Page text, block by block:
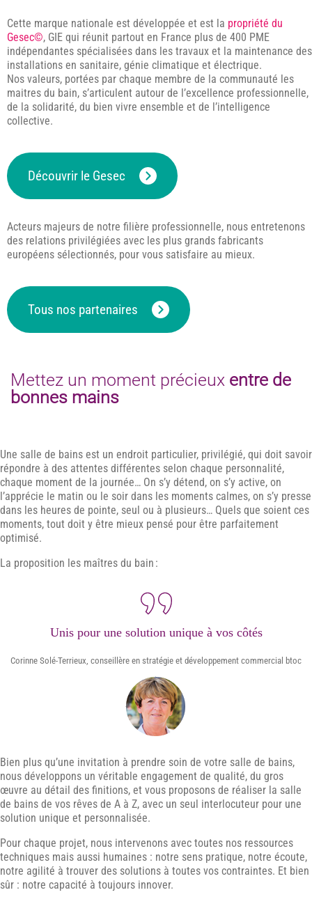
Cette marque nationale est développée et est la propriété du
Gesec©, GIE qui réunit partout en France plus de 400 PME
indépendantes spécialisées dans les travaux et la maintenance des
installations en sanitaire, génie climatique et électrique.
Nos valeurs, portées par chaque membre de la communauté les
maitres du bain, s’articulent autour de l’excellence professionnelle,
de la solidarité, du bien vivre ensemble et de l’intelligence
collective.
Découvrir le Gesec
Acteurs majeurs de notre filière professionnelle, nous entretenons
des relations privilégiées avec les plus grands fabricants
européens sélectionnés, pour vous satisfaire au mieux.
Tous nos partenaires
Mettez un moment précieux entre de
bonnes mains
Une salle de bains est un endroit particulier, privilégié, qui doit savoir
répondre à des attentes différentes selon chaque personnalité,
chaque moment de la journée… On s’y détend, on s’y active, on
l’apprécie le matin ou le soir dans les moments calmes, on s’y presse
dans les heures de pointe, seul ou à plusieurs… Quels que soient ces
moments, tout doit y être mieux pensé pour être parfaitement
optimisé.
La proposition les maîtres du bain :
Unis pour une solution unique à vos côtés
Corinne Solé-Terrieux, conseillère en stratégie et développement commercial btoc
Bien plus qu’une invitation à prendre soin de votre salle de bains,
nous développons un véritable engagement de qualité, du gros
œuvre au détail des finitions, et vous proposons de réaliser la salle
de bains de vos rêves de A à Z, avec un seul interlocuteur pour une
solution unique et personnalisée.
Pour chaque projet, nous intervenons avec toutes nos ressources
techniques mais aussi humaines : notre sens pratique, notre écoute,
notre agilité à trouver des solutions à toutes vos contraintes. Et bien
sûr : notre capacité à toujours innover.